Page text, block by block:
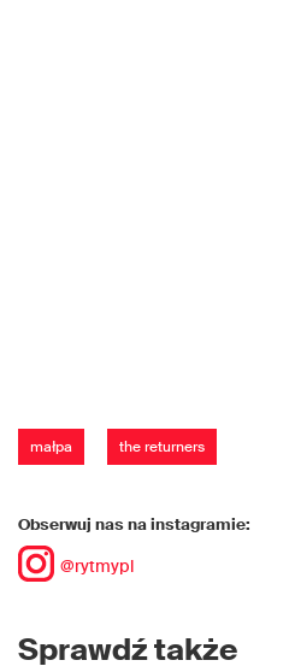
małpa the returners
Obserwuj nas na instagramie:
@rytmypl
Sprawdź także